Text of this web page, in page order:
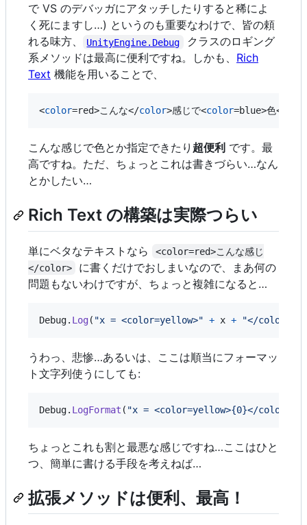
で VS のデバッガにアタッチしたりすると稀によ
く死にますし…) というのも重要なわけで、皆の頼
れる味方、
UnityEngine.Debug
クラスのロギング
系メソッドは最高に便利ですね。しかも、 Rich
Text 機能を用いることで、
<color=red>こんな</color>感じで<color=blue>色</
こんな感じで色とか指定できたり 超便利 です。最
高ですね。ただ、ちょっとこれは書きづらい…なん
とかしたい…
Rich Text の構築は実際つらい
単にベタなテキストなら
<color=red>こんな感じ
</color>
に書くだけでおしまいなので、まあ何の
問題もないわけですが、ちょっと複雑になると…
Debug. Log( "x = <color=yellow>" + x + "</color>,
うわっ、悲惨…あるいは、ここは順当にフォーマッ
ト文字列使うにしても:
Debug. LogFormat ( "x = <color=yellow>{0}</color>,
ちょっとこれも割と最悪な感じですね…ここはひと
つ、簡単に書ける手段を考えねば…
拡張メソッドは便利、最高！